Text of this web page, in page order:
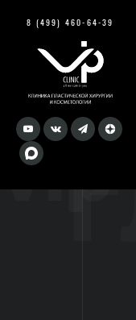
8 (499) 460-64-39
vip